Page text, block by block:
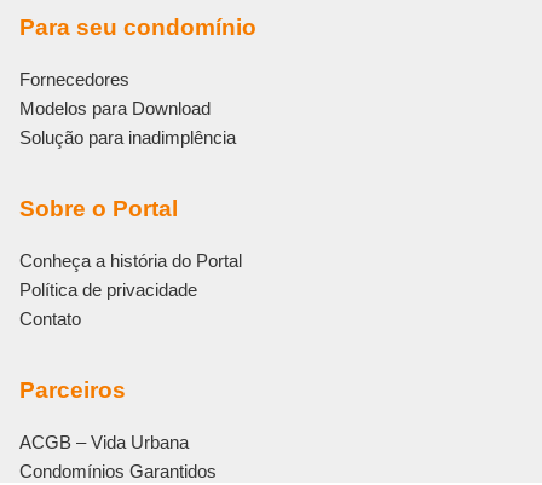
Para seu condomínio
Fornecedores
Modelos para Download
Solução para inadimplência
Sobre o Portal
Conheça a história do Portal
Política de privacidade
Contato
Parceiros
ACGB – Vida Urbana
Condomínios Garantidos